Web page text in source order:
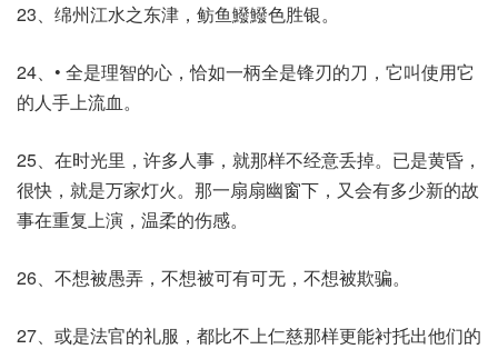
23、绵州江水之东津，鲂鱼鱍鱍色胜银。
24、• 全是理智的心，恰如一柄全是锋刃的刀，它叫使用它
的人手上流血。
25、在时光里，许多人事，就那样不经意丢掉。已是黄昏，
很快，就是万家灯火。那一扇扇幽窗下，又会有多少新的故
事在重复上演，温柔的伤感。
26、不想被愚弄，不想被可有可无，不想被欺骗。
27、或是法官的礼服，都比不上仁慈那样更能衬托出他们的